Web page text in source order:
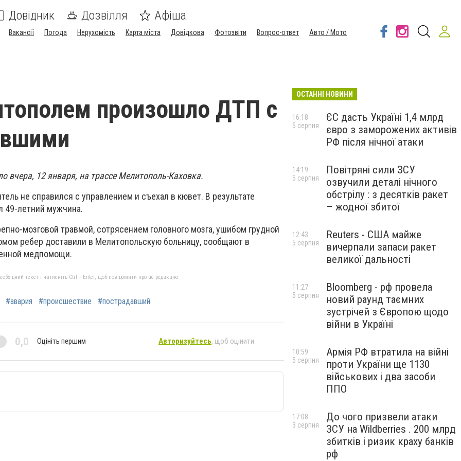
Довідник Дозвілля Афіша
Вакансії Погода Нерухомість Карта міста Довідкова Фотозвіти Вопрос-ответ Авто / Мото
произошло ДТП с
вчера, 12 января, на трассе Мелитополь-Каховка.
не справился с управлением и съехал в кювет. В результате
49-летний мужчина.
мозговой травмой, сотрясением головного мозга, ушибом грудной
ребер доставили в Мелитопольскую больницу, сообщают в
медпомощи.
текст і натисніть Ctrl + Enter, щоб повідомити про це редакцію
#авария #происшествие #пострадавший
0,0 Оцініть першим Авторизуйтесь, щоб оцінити
ОСТАННІ НОВИНИ
ЄС дасть Україні 1,4 млрд
євро з заморожених активів
РФ після нічної атаки
16:18
5 серпня
Повітряні сили ЗСУ
озвучили деталі нічного
обстрілу : з десятків ракет
– жодної збитої
14:19
5 серпня
Reuters - США майже
вичерпали запаси ракет
великої дальності
12:43
5 серпня
Bloomberg - рф провела
новий раунд таємних
зустрічей з Європою щодо
війни в Україні
11:27
5 серпня
Армія РФ втратила на війні
проти України ще 1130
військових і два засоби
ППО
10:59
5 серпня
До чого призвели атаки
ЗСУ на Wildberries . 200 млрд
збитків і ризик краху банків
рф
17:08
3 серпня